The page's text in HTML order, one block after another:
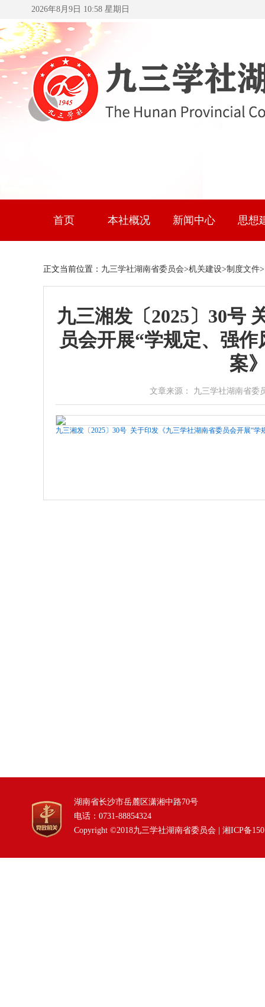
2026年8月9日 10:58 星期日
首页 本社概况 新闻中心 思想
当前位置： 九三学社湖南省委员会>机关建设>制度文件>
正文
九三湘发〔2025〕30号
员会开展“学规定、强
案
文章来源： 九三学社湖南省委
九三湘发〔2025〕30号 关于印发《九三学社湖南省委员会开展“
湖南省长沙市岳麓区潇湘中路70号
电话：0731-88854324
Copyright ©2018九三学社湖南省委员会 | 湘ICP备